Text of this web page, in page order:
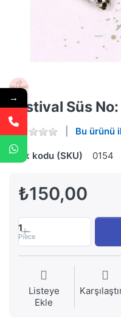
Festival Süs
Bu ürünü
Stok kodu (SKU) 0154
₺150,00
1
Piece
Listeye
Ekle
→